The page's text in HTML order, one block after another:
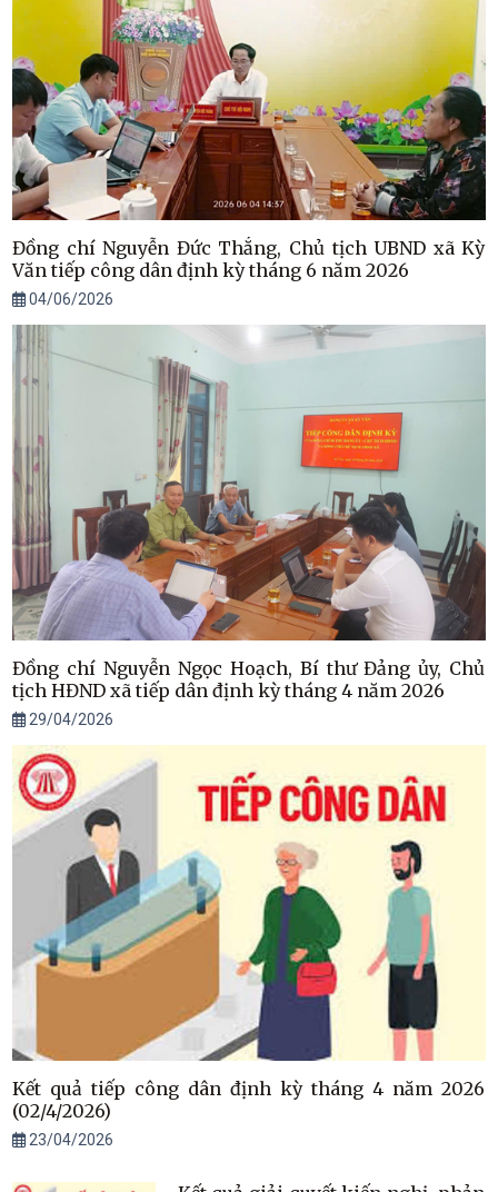
Đồng chí Nguyễn Đức Thắng, Chủ tịch UBND xã Kỳ
Văn tiếp công dân định kỳ tháng 6 năm 2026
04/06/2026
Đồng chí Nguyễn Ngọc Hoạch, Bí thư Đảng ủy, Chủ
tịch HĐND xã tiếp dân định kỳ tháng 4 năm 2026
29/04/2026
Kết quả tiếp công dân định kỳ tháng 4 năm 2026
(02/4/2026)
23/04/2026